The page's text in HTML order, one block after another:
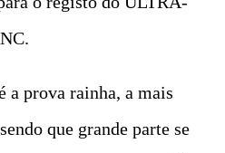
a prova rainha, a mais
que grande parte se